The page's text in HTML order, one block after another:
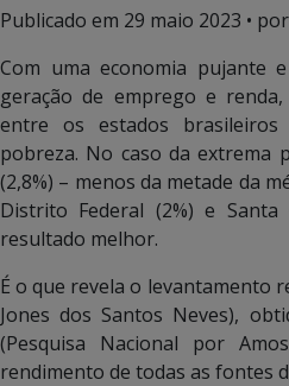
Publicado em 29 maio 2023 •
Com uma economia pujante
geração de emprego e
entre os estados brasileiros
pobreza. No caso da extrema
(2,8%) – menos da metade da
Distrito Federal (2%) e Santa
resultado melhor.
É o que revela o levantamento
Jones dos Santos Neves),
(Pesquisa Nacional por
rendimento de todas as fontes